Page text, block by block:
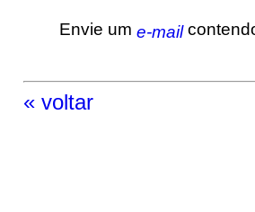
Envie um e-mail
« voltar